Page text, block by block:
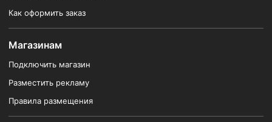
Как оформить заказ
Магазинам
Подключить магазин
Разместить рекламу
Правила размещения